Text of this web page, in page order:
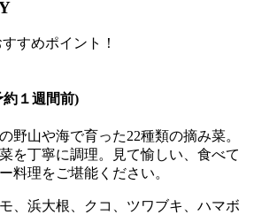
すすめポイント！
１週間前)
野山や海で育った22種類の摘み菜。
を丁寧に調理。見て愉しい、食べて
料理をご堪能ください。
、浜大根、クコ、ツワブキ、ハマボ